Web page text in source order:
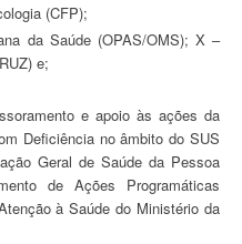
(CFP);
e;
e apoio às ações da
Deficiência no âmbito do SUS
Geral de Saúde da Pessoa
de Ações Programáticas
à Saúde do Ministério da